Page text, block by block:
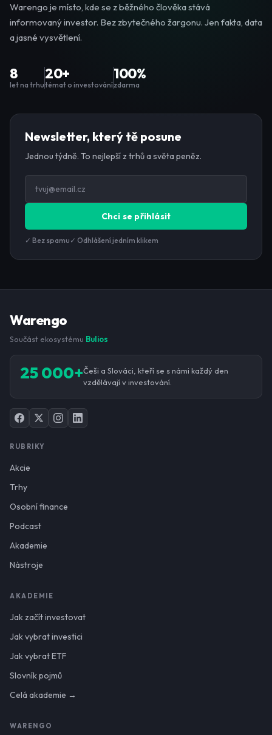
Warengo je místo, kde se z běžného člověka stává
informovaný investor. Bez zbytečného žargonu. Jen fakta, data
a jasné vysvětlení.
8
let na trhu
20+
témat o investování
100%
zdarma
Newsletter, který tě posune
Jednou týdně. To nejlepší z trhů a světa peněz.
Chci se přihlásit
✓ Bez spamu ✓ Odhlášení jedním klikem
Warengo
Součást ekosystému Bulios
25 000+Češi a Slováci, kteří se s námi každý den
vzdělávají v investování.
RUBRIKY
Akcie
Trhy
Osobní finance
Podcast
Akademie
Nástroje
AKADEMIE
Jak začít investovat
Jak vybrat investici
Jak vybrat ETF
Slovník pojmů
Celá akademie →
WARENGO